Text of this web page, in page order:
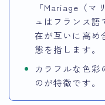
「Mariage（
ュはフランス
在が互いに高め
態を指します。
カラフルな色彩
のが特徴です。